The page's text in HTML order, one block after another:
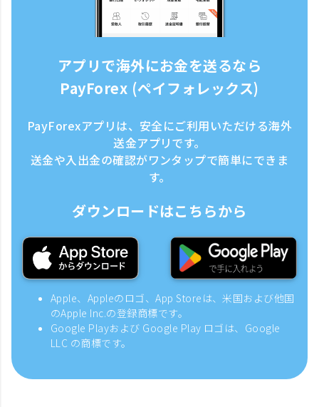
アプリで海外にお金を送るなら
PayForex (ペイフォレックス)
PayForexアプリは、安全にご利用いただける海外
送金アプリです。
送金や入出金の確認がワンタップで簡単にできま
す。
ダウンロードはこちらから
Apple、Appleのロゴ、App Storeは、米国および他国
のApple Inc.の登録商標です。
Google Playおよび Google Play ロゴは、Google
LLC の商標です。